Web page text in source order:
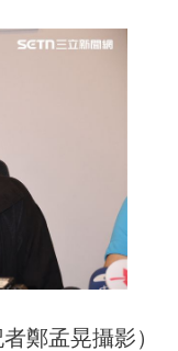
鄭孟晃攝影）